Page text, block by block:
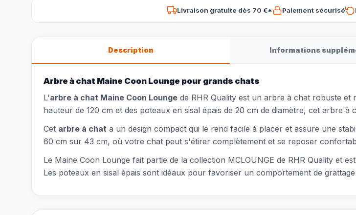
Livraison gratuite dès 70 €* Paiement sécurisé
Description Informations
Arbre à chat Maine Coon Lounge pour grands chats
L'arbre à chat Maine Coon Lounge de RHR Quality est un arbre à chat robuste et
hauteur de 120 cm et des poteaux en sisal épais de 20 cm de diamètre, cet arbre
Cet arbre à chat a un design compact qui le rend facile à placer et assure une
60 cm sur 43 cm, où votre chat peut s'étirer complètement et se reposer
Le Maine Coon Lounge fait partie de la collection MCLOUNGE de RHR Quality et
Les poteaux en sisal épais sont idéaux pour favoriser un comportement de